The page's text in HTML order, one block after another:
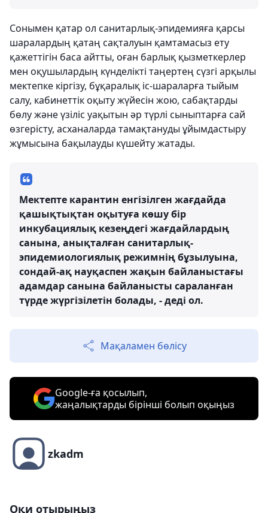
Сонымен қатар ол санитарлық-эпидемияға қарсы
шаралардың қатаң сақталуын қамтамасыз ету
қажеттігін баса айтты, оған барлық қызметкерлер
мен оқушылардың күнделікті таңертең сүзгі арқылы
мектепке кіргізу, бұқаралық іс-шараларға тыйым
салу, кабинеттік оқыту жүйесін жою, сабақтарды
бөлу және үзіліс уақытын әр түрлі сыныптарға сай
өзгерісту, асханаларда тамақтануды ұйымдастыру
жұмысына бақылауды күшейту жатады.
Мектепте карантин енгізілген жағдайда
қашықтықтан оқытуға көшу бір
инкубациялық кезеңдегі жағдайлардың
санына, анықталған санитарлық-
эпидемиологиялық режимнің бұзылуына,
сондай-ақ науқаспен жақын байланыстағы
адамдар санына байланысты сараланған
түрде жүргізілетін болады, - деді ол.
Мақаламен бөлісу
Google-ға қосылып,
жаңалықтарды бірінші болып оқыңыз
zkadm
Оқи отырыңыз